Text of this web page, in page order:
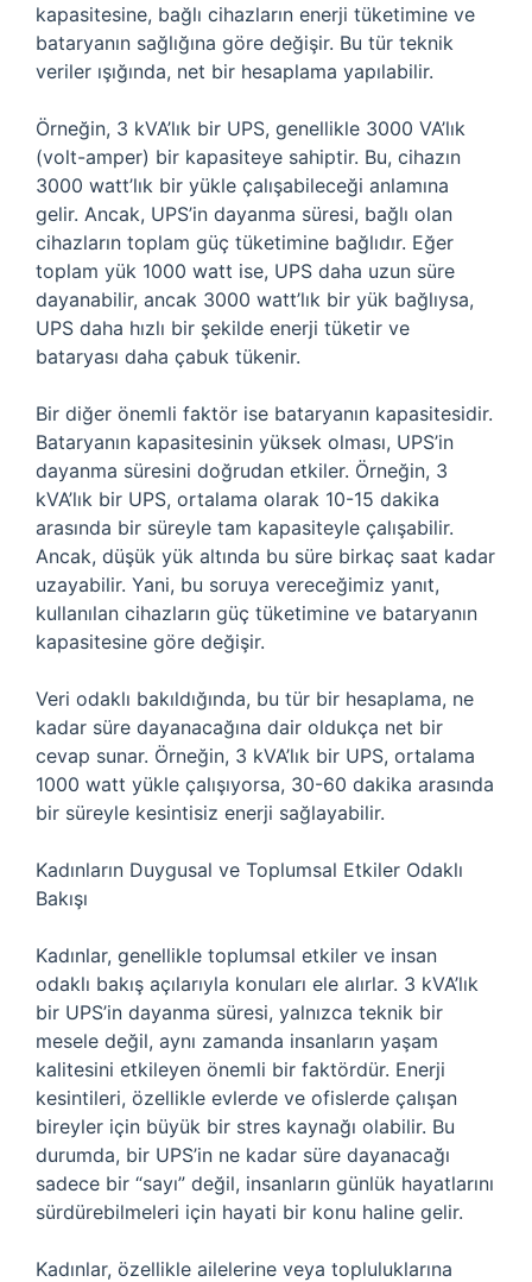
kapasitesine, bağlı cihazların enerji tüketimine ve
bataryanın sağlığına göre değişir. Bu tür teknik
veriler ışığında, net bir hesaplama yapılabilir.
Örneğin, 3 kVA’lık bir UPS, genellikle 3000 VA’lık
(volt-amper) bir kapasiteye sahiptir. Bu, cihazın
3000 watt’lık bir yükle çalışabileceği anlamına
gelir. Ancak, UPS’in dayanma süresi, bağlı olan
cihazların toplam güç tüketimine bağlıdır. Eğer
toplam yük 1000 watt ise, UPS daha uzun süre
dayanabilir, ancak 3000 watt’lık bir yük bağlıysa,
UPS daha hızlı bir şekilde enerji tüketir ve
bataryası daha çabuk tükenir.
Bir diğer önemli faktör ise bataryanın kapasitesidir.
Bataryanın kapasitesinin yüksek olması, UPS’in
dayanma süresini doğrudan etkiler. Örneğin, 3
kVA’lık bir UPS, ortalama olarak 10-15 dakika
arasında bir süreyle tam kapasiteyle çalışabilir.
Ancak, düşük yük altında bu süre birkaç saat kadar
uzayabilir. Yani, bu soruya vereceğimiz yanıt,
kullanılan cihazların güç tüketimine ve bataryanın
kapasitesine göre değişir.
Veri odaklı bakıldığında, bu tür bir hesaplama, ne
kadar süre dayanacağına dair oldukça net bir
cevap sunar. Örneğin, 3 kVA’lık bir UPS, ortalama
1000 watt yükle çalışıyorsa, 30-60 dakika arasında
bir süreyle kesintisiz enerji sağlayabilir.
Kadınların Duygusal ve Toplumsal Etkiler Odaklı
Bakışı
Kadınlar, genellikle toplumsal etkiler ve insan
odaklı bakış açılarıyla konuları ele alırlar. 3 kVA’lık
bir UPS’in dayanma süresi, yalnızca teknik bir
mesele değil, aynı zamanda insanların yaşam
kalitesini etkileyen önemli bir faktördür. Enerji
kesintileri, özellikle evlerde ve ofislerde çalışan
bireyler için büyük bir stres kaynağı olabilir. Bu
durumda, bir UPS’in ne kadar süre dayanacağı
sadece bir “sayı” değil, insanların günlük hayatlarını
sürdürebilmeleri için hayati bir konu haline gelir.
Kadınlar, özellikle ailelerine veya topluluklarına